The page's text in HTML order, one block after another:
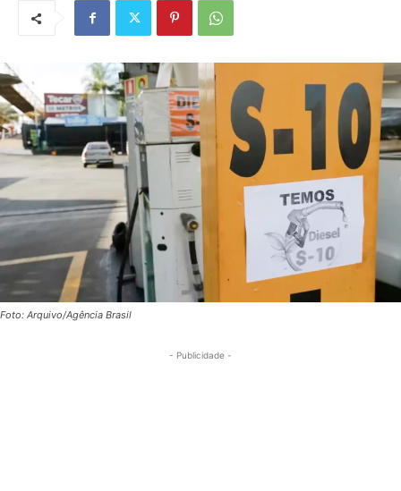
Foto: Arquivo/Agência Brasil
- Publicidade -